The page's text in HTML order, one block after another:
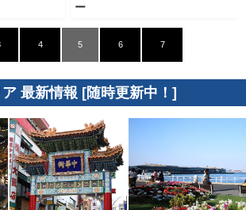
ー
4 5 6 7
最新情報 [随時更新中！]